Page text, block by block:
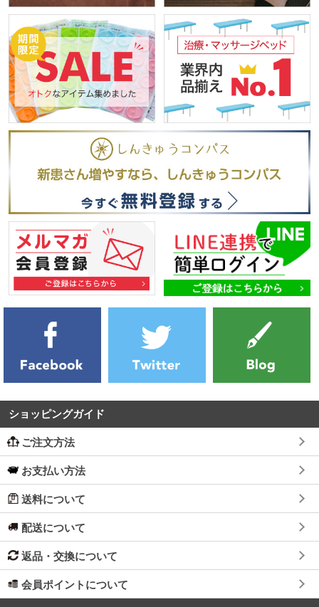
ショッピングガイド
ご注文方法
お支払い方法
送料について
配送について
返品・交換について
会員ポイントについて